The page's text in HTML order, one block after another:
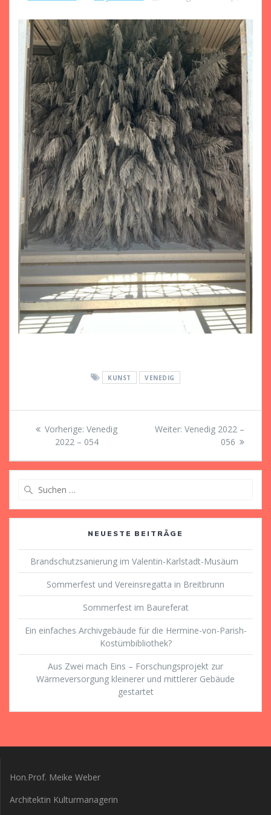
KUNST VENEDIG
Beitragsnavigation
Vorherige: Vorheriger
Beitrag:
Venedig
2022 – 054
Weiter: Nächster
Venedig 2022 –
056
NEUESTE BEITRÄGE
Brandschutzsanierung im Valentin-Karlstadt-Musäum
Sommerfest und Vereinsregatta in Breitbrunn
Sommerfest im Baureferat
Ein einfaches Archivgebäude für die Hermine-von-Parish-
Kostümbibliothek?
Aus Zwei mach Eins – Forschungsprojekt zur
Wärmeversorgung kleinerer und mittlerer Gebäude
gestartet
Hon.Prof. Meike Weber
Architektin Kulturmanagerin